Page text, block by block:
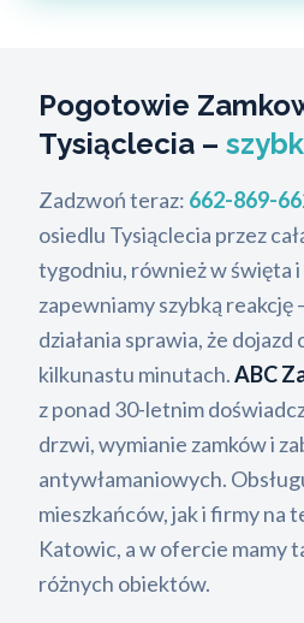
Pogotowie
Tysiąclecia –
Zadzwoń teraz: 662-869-
osiedlu Tysiąclecia przez
tygodniu, również w święta i
zapewniamy szybką reakcję
działania sprawia, że
kilkunastu minutach.ABC
z ponad 30-letnim
drzwi, wymianie zamków i
antywłamaniowych.
mieszkańców, jak i firmy na
Katowic, a w ofercie mamy
różnych obiektów.